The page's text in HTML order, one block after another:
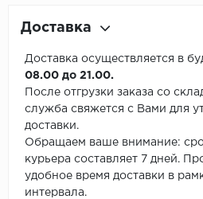
Доставка
Доставка осуществляется в
08.00 до 21.00.
После отгрузки заказа со
служба свяжется с Вами для
доставки.
Обращаем ваше внимание:
курьера составляет 7 дней.
удобное время доставки в
интервала.